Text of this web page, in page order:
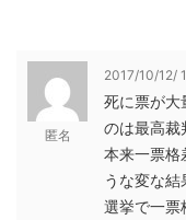
匿名
2017/10/12/
死に票が大
のは最高裁
本来一票格
うな変な結
選挙で一票